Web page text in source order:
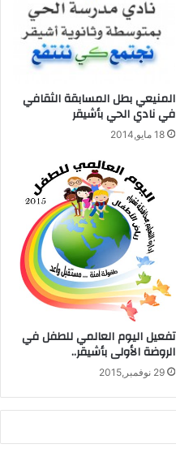
المنيعي بطل المسابقة الثقافي
في نادي الحي بأشيقر
18 مايو,2014
تفعيل اليوم العالمي للطفل في
الروضة الأولى بأشيقر..
29 نوفمبر,2015